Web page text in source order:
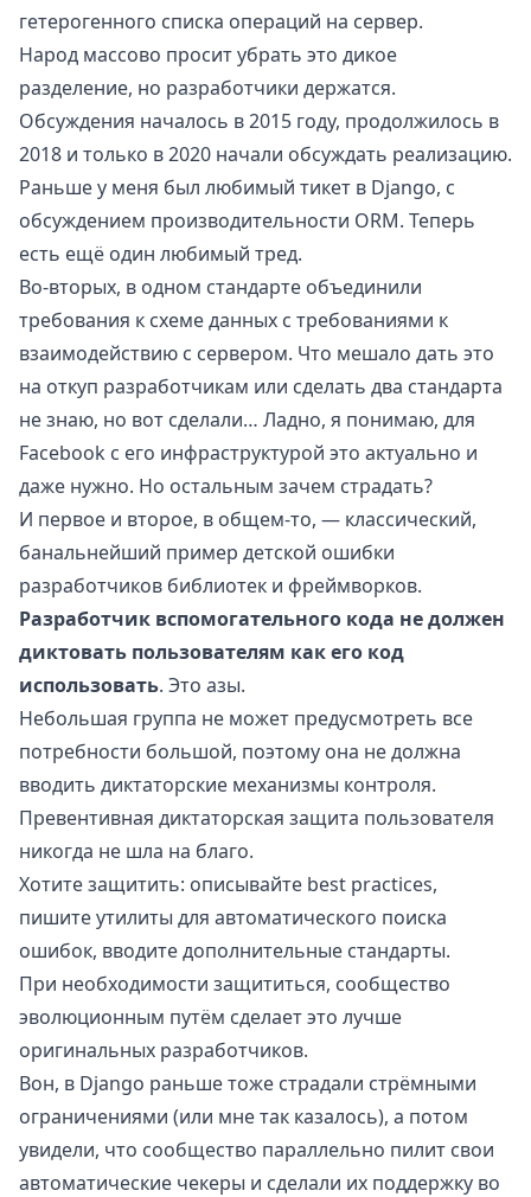
гетерогенного списка операций на сервер.
Народ массово просит убрать это дикое
разделение, но разработчики держатся.
Обсуждения началось в 2015 году, продолжилось в
2018 и только в 2020 начали обсуждать реализацию.
Раньше у меня был любимый тикет в Django, с
обсуждением производительности ORM. Теперь
есть ещё один любимый тред.
Во-вторых, в одном стандарте объединили
требования к схеме данных с требованиями к
взаимодействию с сервером. Что мешало дать это
на откуп разработчикам или сделать два стандарта
не знаю, но вот сделали… Ладно, я понимаю, для
Facebook с его инфраструктурой это актуально и
даже нужно. Но остальным зачем страдать?
И первое и второе, в общем-то, — классический,
банальнейший пример детской ошибки
разработчиков библиотек и фреймворков.
Разработчик вспомогательного кода не должен
диктовать пользователям как его код
использовать. Это азы.
Небольшая группа не может предусмотреть все
потребности большой, поэтому она не должна
вводить диктаторские механизмы контроля.
Превентивная диктаторская защита пользователя
никогда не шла на благо.
Хотите защитить: описывайте best practices,
пишите утилиты для автоматического поиска
ошибок, вводите дополнительные стандарты.
При необходимости защититься, сообщество
эволюционным путём сделает это лучше
оригинальных разработчиков.
Вон, в Django раньше тоже страдали стрёмными
ограничениями (или мне так казалось), а потом
увидели, что сообщество параллельно пилит свои
автоматические чекеры и сделали их поддержку во